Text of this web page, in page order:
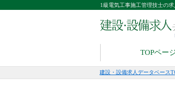
1級電気工事施工管理技士の
TOPペー
建設・設備求人データベース